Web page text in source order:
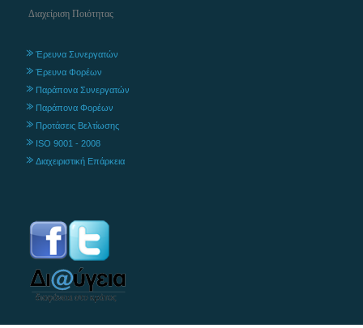
Διαχείριση Ποιότητας
Έρευνα Συνεργατών
Έρευνα Φορέων
Παράπονα Συνεργατών
Παράπονα Φορέων
Προτάσεις Βελτίωσης
ISO 9001 - 2008
Διαχειριστική Επάρκεια